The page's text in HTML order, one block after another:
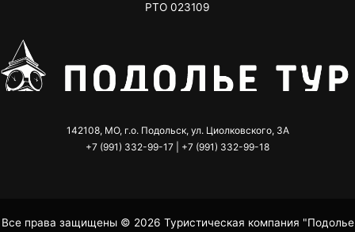
РТО 023109
142108, МО, г.о. Подольск, ул. Циолковского, 3А
+7 (991) 332-99-17 | +7 (991) 332-99-18
Все права защищены © 2026 Туристическая компания "Подолье